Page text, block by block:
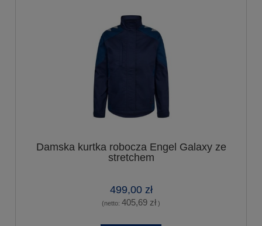
Damska kurtka robocza Engel Galaxy ze
stretchem
499,00 zł
(netto: 405,69 zł )